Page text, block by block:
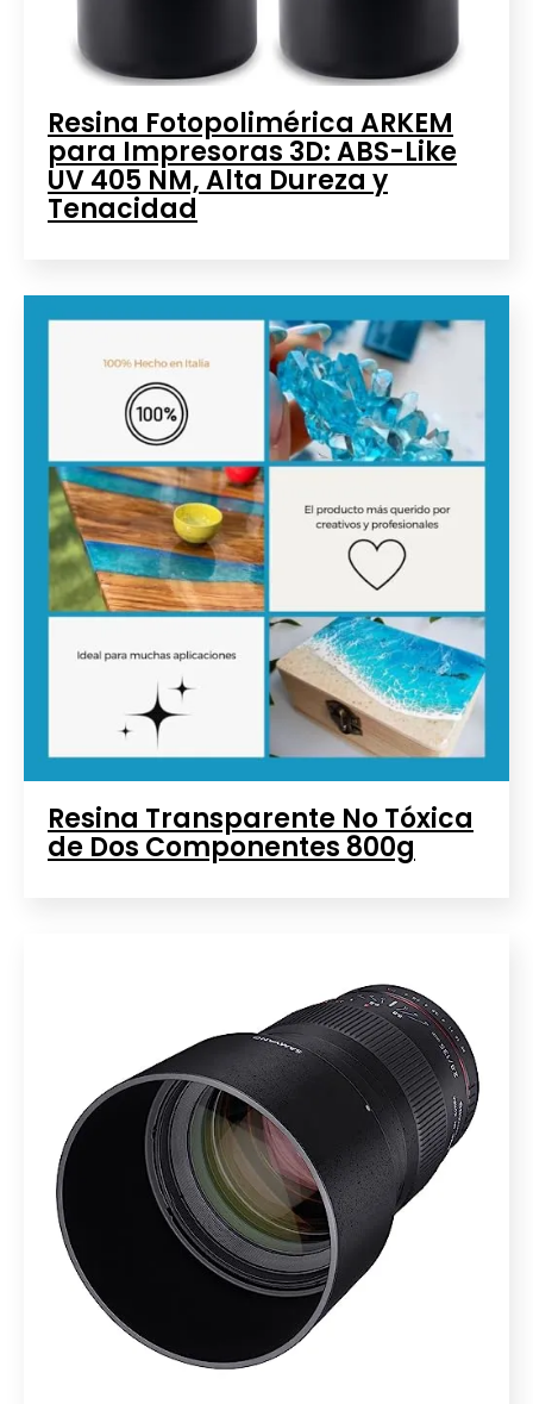
Resina Fotopolimérica ARKEM
para Impresoras 3D: ABS-Like
UV 405 NM, Alta Dureza y
Tenacidad
Resina Transparente No Tóxica
de Dos Componentes 800g